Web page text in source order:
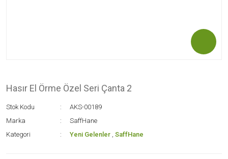
Hasır El Örme Özel Seri Çanta 2
Stok Kodu
AKS-00189
Marka
SaffHane
Kategori
Yeni Gelenler SaffHane